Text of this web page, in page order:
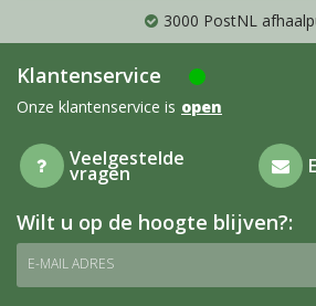
3000 PostNL
Klantenservice
Onze klantenservice is open
Veelgestelde
vragen
Wilt u op de hoogte blijven?:
E-MAIL ADRES